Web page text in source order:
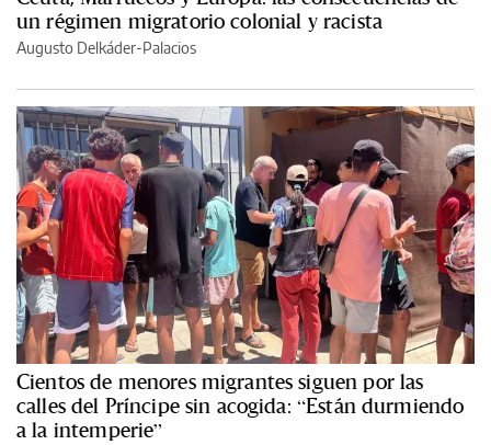
un régimen migratorio colonial y racista
Augusto Delkáder-Palacios
Cientos de menores migrantes siguen por las
calles del Príncipe sin acogida: “Están durmiendo
a la intemperie”